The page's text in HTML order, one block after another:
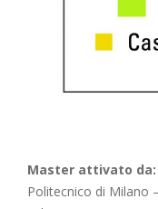
Master attivato da:
Politecnico di Milano